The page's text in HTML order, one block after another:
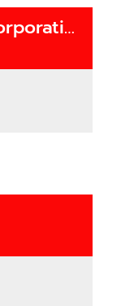
Fête de la maison de corporation